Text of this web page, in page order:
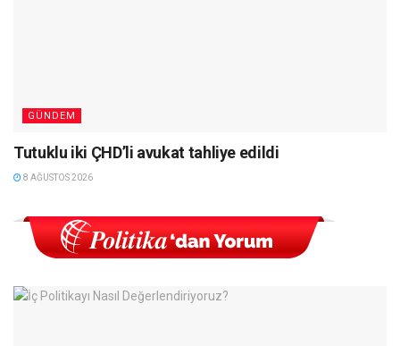
GÜNDEM
Tutuklu iki ÇHD’li avukat tahliye edildi
8 AĞUSTOS 2026